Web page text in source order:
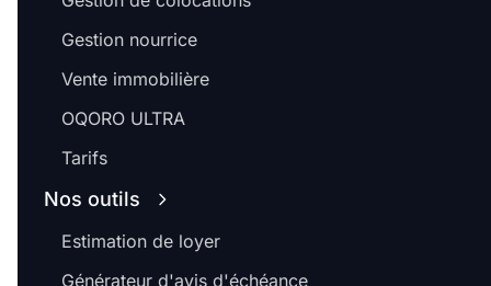
Gestion nourrice
Vente immobilière
OQORO ULTRA
Tarifs
Nos outils
Estimation de loyer
Générateur d'avis d'échéance